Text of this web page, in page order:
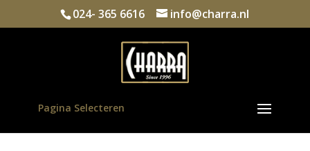
024- 365 6616 info@charra.nl
Pagina Selecteren